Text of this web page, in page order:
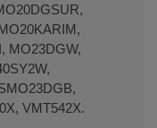
MO23DGW,
VMT542X.